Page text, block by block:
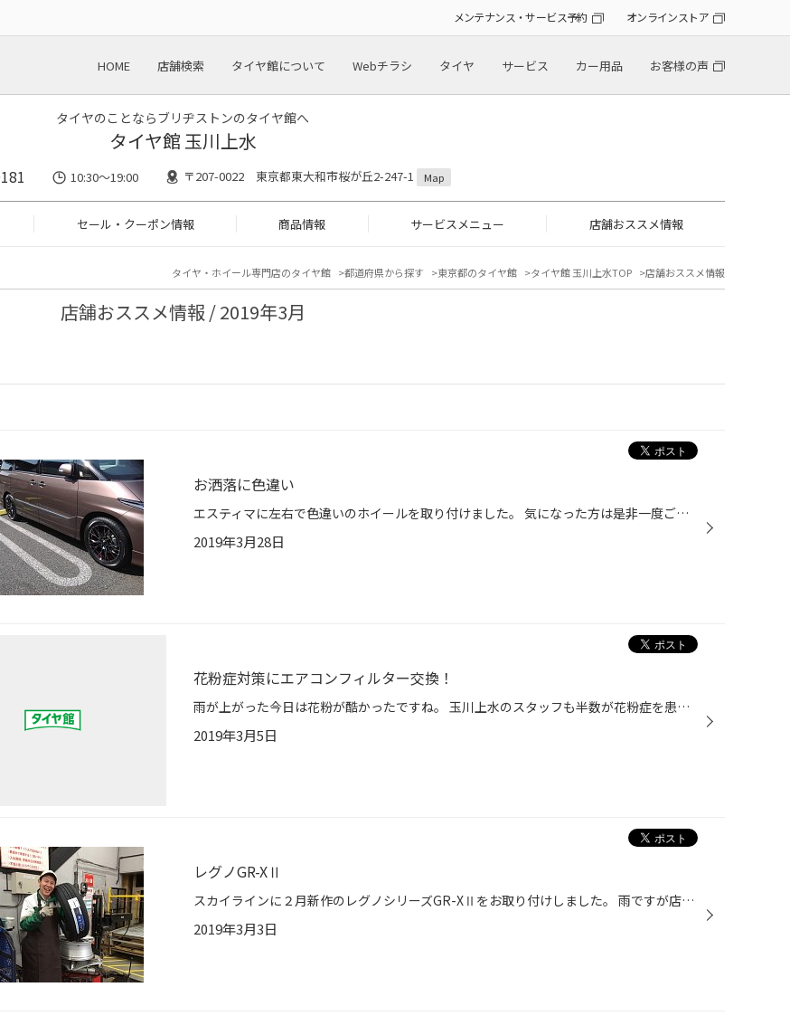
メンテナンス・サービス予約 オンラインストア
HOME 店舗検索 タイヤ館について Webチラシ タイヤ サービス カー用品 お客様の声
タイヤのことならブリヂストンのタイヤ館へ
タイヤ館 玉川上水
10:30～19:00 〒207-0022 東京都東大和市桜が丘2-247-1 Map
セール・クーポン情報 商品情報 サービスメニュー 店舗おススメ情報
タイヤ・ホイール専門店のタイヤ館 都道府県から探す 東京都のタイヤ館 タイヤ館 玉川上水TOP 店舗おススメ情報
店舗おススメ情報 / 2019年3月
お洒落に色違い
エスティマに左右で色違いのホイールを取り付けました。 気になった方は是非一度ご相談ください(´∀｀=)
2019年3月28日
花粉症対策にエアコンフィルター交換！
雨が上がった今日は花粉が酷かったですね。 玉川上水のスタッフも半数が花粉症を患っているのですが、ティッシュを鼻に詰めたりする者までいて、日々花粉と苦闘している状況です。 野外の花粉はしょうがないけど、せめて車内からは花粉を追い出したい！ そんな方にお勧めなのがエアコンフィルター交...
2019年3月5日
レグノGR-XⅡ
スカイラインに２月新作のレグノシリーズGR-XⅡをお取り付けしました。 雨ですが店長含めスタッフ全員で元気に作業しております。 雨の日はパンクも多いのでご注意ください！！！！
2019年3月3日